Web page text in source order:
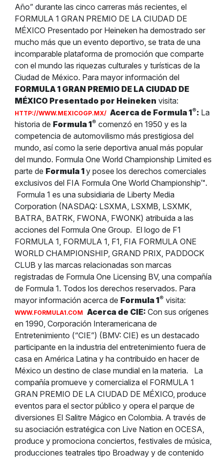
Año” durante las cinco carreras más recientes, el
FORMULA 1 GRAN PREMIO DE LA CIUDAD DE
MÉXICO Presentado por Heineken ha demostrado ser
mucho más que un evento deportivo, se trata de una
incomparable plataforma de promoción que comparte
con el mundo las riquezas culturales y turísticas de la
Ciudad de México. Para mayor información del
FORMULA 1 GRAN PREMIO DE LA CIUDAD DE
MÉXICO Presentado por Heineken visita:
HTTP://WWW.MEXICOGP.MX/ Acerca de Formula 1®: La
historia de Formula 1® comenzó en 1950 y es la
competencia de automovilismo más prestigiosa del
mundo, así como la serie deportiva anual más popular
del mundo. Formula One World Championship Limited es
parte de Formula 1y posee los derechos comerciales
exclusivos del FIA Formula One World Championship™.
Formula 1 es una subsidiaria de Liberty Media
Corporation (NASDAQ: LSXMA, LSXMB, LSXMK,
BATRA, BATRK, FWONA, FWONK) atribuida a las
acciones del Formula One Group. El logo de F1
FORMULA 1, FORMULA 1, F1, FIA FORMULA ONE
WORLD CHAMPIONSHIP, GRAND PRIX, PADDOCK
CLUB y las marcas relacionadas son marcas
registradas de Formula One Licensing BV, una compañía
de Formula 1. Todos los derechos reservados. Para
mayor información acerca de Formula 1® visita:
WWW.FORMULA1.COM Acerca de CIE: Con sus orígenes
en 1990, Corporación Interamericana de
Entretenimiento (“CIE”) (BMV: CIE) es un destacado
participante en la industria del entretenimiento fuera de
casa en América Latina y ha contribuido en hacer de
México un destino de clase mundial en la materia.
La
compañía promueve y comercializa el FORMULA 1
GRAN PREMIO DE LA CIUDAD DE MÉXICO, produce
eventos para el sector público y opera el parque de
diversiones El Salitre Mágico en Colombia. A través de
su asociación estratégica con Live Nation en OCESA,
produce y promociona conciertos, festivales de música,
producciones teatrales tipo Broadway y de contenido